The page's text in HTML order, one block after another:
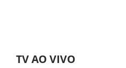
TV AO VIVO